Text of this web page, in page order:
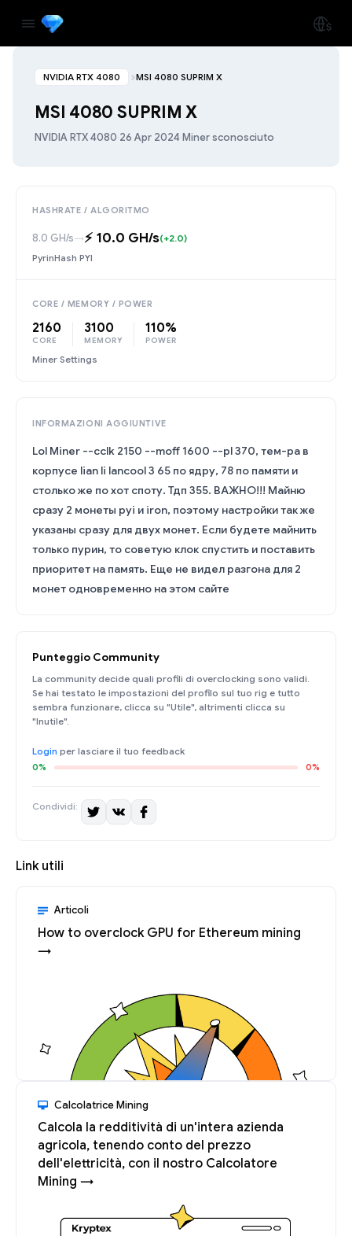
NVIDIA RTX 4080 MSI 4080 SUPRIM X
MSI 4080 SUPRIM X
NVIDIA RTX 4080·26 Apr 2024·Miner sconosciuto
HASHRATE / ALGORITMO
8.0 GH/s→⚡️ 10.0 GH/s(+2.0)
PyrinHash PYI
CORE / MEMORY / POWER
2160
CORE
3100
MEMORY
110%
POWER
Miner Settings
INFORMAZIONI AGGIUNTIVE
Lol Miner --cclk 2150 --moff 1600 --pl 370, тем-ра в
корпусе lian li lancool 3 65 по ядру, 78 по памяти и
столько же по хот споту. Тдп 355. ВАЖНО!!! Майню
сразу 2 монеты pyi и iron, поэтому настройки так же
указаны сразу для двух монет. Если будете майнить
только пурин, то советую клок спустить и поставить
приоритет на память. Еще не видел разгона для 2
монет одновременно на этом сайте
Punteggio Community
La community decide quali profili di overclocking sono validi.
Se hai testato le impostazioni del profilo sul tuo rig e tutto
sembra funzionare, clicca su "Utile", altrimenti clicca su
"Inutile".
Login per lasciare il tuo feedback
0% 0%
Condividi:
Link utili
Articoli
How to overclock GPU for Ethereum mining
→
Calcolatrice Mining
Calcola la redditività di un'intera azienda
agricola, tenendo conto del prezzo
dell'elettricità, con il nostro Calcolatore
Mining →